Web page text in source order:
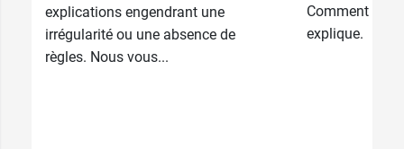
explications engendrant une
irrégularité ou une absence de
règles. Nous vous...
Comment y
explique.